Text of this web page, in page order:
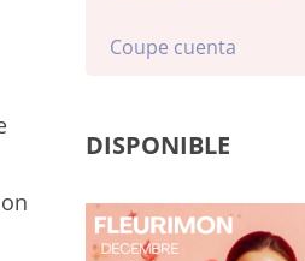
Coupe cuenta
DISPONIBLE